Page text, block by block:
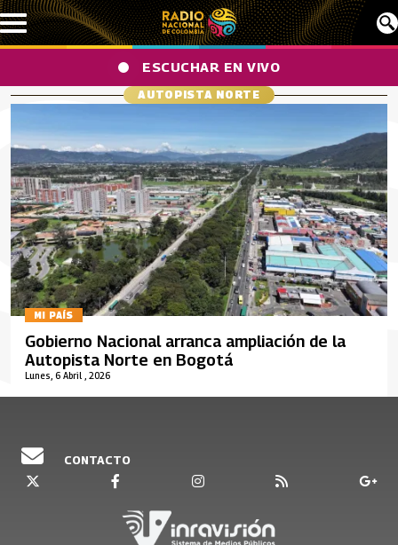
Pasar al contenido principal
ESCUCHAR EN VIVO
AUTOPISTA NORTE
MI PAÍS
Lunes, 6 Abril , 2026
Gobierno Nacional arranca ampliación de la
Autopista Norte en Bogotá
CONTACTO